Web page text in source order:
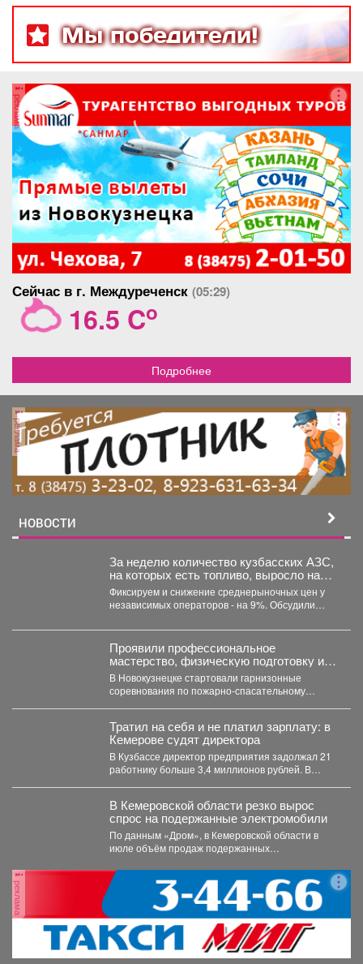
Мы победители!
реклама
Сейчас в г. Междуреченск (05:29)
16.5 Co
Подробнее
реклама
НОВОСТИ
За неделю количество кузбасских АЗС,
на которых есть топливо, выросло на
21,3%.
Фиксируем и снижение среднерыночных цен у
независимых операторов - на 9%. Обсудили
Проявили профессиональное
мастерство, физическую подготовку и
командный дух.
В Новокузнецке стартовали гарнизонные
соревнования по пожарно-спасательному
Тратил на себя и не платил зарплату: в
Кемерове судят директора
В Кузбассе директор предприятия задолжал 21
работнику больше 3,4 миллионов рублей. В
В Кемеровской области резко вырос
спрос на подержанные электромобили
По данным «Дром», в Кемеровской области в
июле объём продаж подержанных
реклама